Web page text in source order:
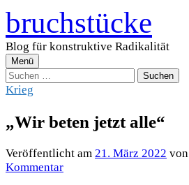
Zum
Inhalt
überspringen
bruchstücke
Blog für konstruktive Radikalität
Menü
Suchen
nach:
Krieg
„Wir beten jetzt alle“
Veröffentlicht am 21. März 2022 von
Kommentar